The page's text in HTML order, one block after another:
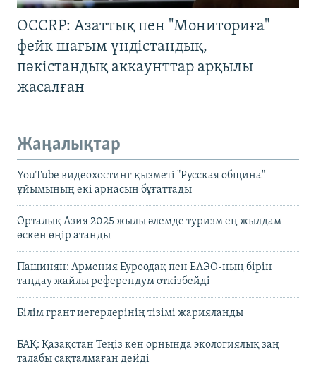
OCCRP: Азаттық пен "Мониториға"
фейк шағым үндістандық,
пәкістандық аккаунттар арқылы
жасалған
Жаңалықтар
YouTube видеохостинг қызметі "Русская община"
ұйымының екі арнасын бұғаттады
Орталық Азия 2025 жылы әлемде туризм ең жылдам
өскен өңір атанды
Пашинян: Армения Еуроодақ пен ЕАЭО-ның бірін
таңдау жайлы референдум өткізбейді
Білім грант иегерлерінің тізімі жарияланды
БАҚ: Қазақстан Теңіз кен орнында экологиялық заң
талабы сақталмаған дейді